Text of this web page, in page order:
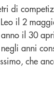
di
il 2
il 30
anni
che